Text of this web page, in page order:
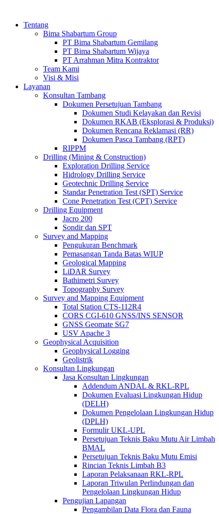
Tentang
Bima Shabartum Group
PT Bima Shabartum Gemilang
PT Bima Shabartum Wijaya
PT Arrahman Mitra Kontraktor
Team Kami
Visi & Misi
Layanan
Konsultan Tambang
Dokumen Persetujuan Tambang
Dokumen Studi Kelayakan dan Revisi
Dokumen RKAB (Eksplorasi & Produksi)
Dokumen Rencana Reklamasi (RR)
Dokumen Pasca Tambang (RPT)
RIPPM
Drilling (Mining & Construction)
Exploration Drilling Service
Hidrology Drilling Service
Geotechnic Drilling Service
Standar Penetration Test (SPT) Service
Cone Penetration Test (CPT) Service
Drilling Equipment
Jacro 200
Sondir dan SPT
Survey and Mapping
Pengukuran Benchmark
Pemasangan Tanda Batas WIUP
Geological Mapping
LiDAR Survey
Bathimetri Survey
Topography Survey
Survey and Mapping Equipment
Total Station CTS-112R4
CORS CGI-610 GNSS/INS SENSOR
GNSS Geomate SG7
USV Apache 3
Geophysical Acquisition
Geophysical Logging
Geolistrik
Konsultan Lingkungan
Jasa Konsultan Lingkungan
Addendum ANDAL & RKL-RPL
Dokumen Evaluasi Lingkungan Hidup
(DELH)
Dokumen Pengelolaan Lingkungan Hidup
(DPLH)
Formulir UKL-UPL
Persetujuan Teknis Baku Mutu Air Limbah
BMAL
Persetujuan Teknis Baku Mutu Emisi
Rincian Teknis Limbah B3
Laporan Pelaksanaan RKL-RPL
Laporan Triwulan Perlindungan dan
Pengelolaan Lingkungan Hidup
Pengujian Lapangan
Pengambilan Data Flora dan Fauna